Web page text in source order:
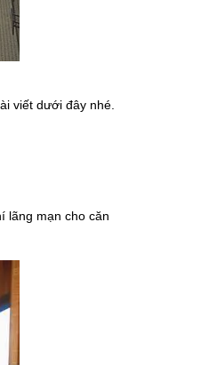
viết dưới đây nhé.
lãng mạn cho căn